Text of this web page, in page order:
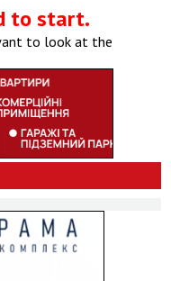
to start.
to look at the